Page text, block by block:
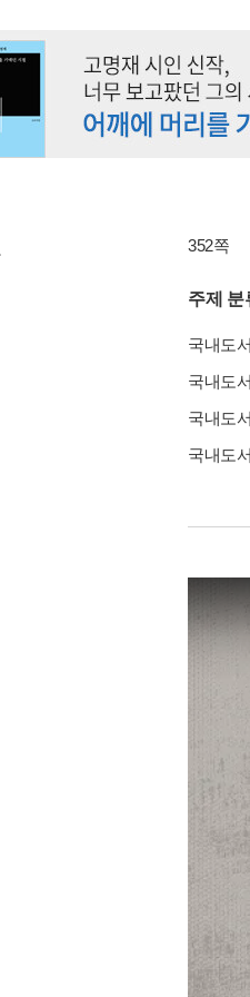
352쪽
주제 분
국내도
국내도
국내도
국내도